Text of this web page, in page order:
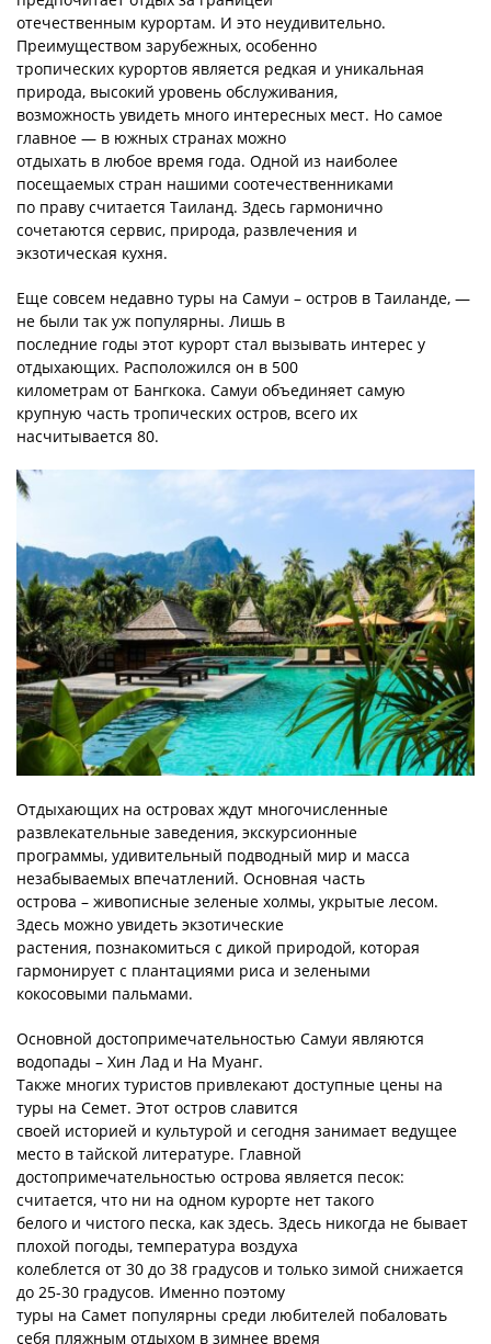
отечественным курортам. И это неудивительно.
Преимуществом зарубежных, особенно
тропических курортов является редкая и уникальная
природа, высокий уровень обслуживания,
возможность увидеть много интересных мест. Но самое
главное — в южных странах можно
отдыхать в любое время года. Одной из наиболее
посещаемых стран нашими соотечественниками
по праву считается Таиланд. Здесь гармонично
сочетаются сервис, природа, развлечения и
экзотическая кухня.
Еще совсем недавно туры на Самуи – остров в Таиланде, —
не были так уж популярны. Лишь в
последние годы этот курорт стал вызывать интерес у
отдыхающих. Расположился он в 500
километрам от Бангкока. Самуи объединяет самую
крупную часть тропических остров, всего их
насчитывается 80.
Отдыхающих на островах ждут многочисленные
развлекательные заведения, экскурсионные
программы, удивительный подводный мир и масса
незабываемых впечатлений. Основная часть
острова – живописные зеленые холмы, укрытые лесом.
Здесь можно увидеть экзотические
растения, познакомиться с дикой природой, которая
гармонирует с плантациями риса и зелеными
кокосовыми пальмами.
Основной достопримечательностью Самуи являются
водопады – Хин Лад и На Муанг.
Также многих туристов привлекают доступные цены на
туры на Семет. Этот остров славится
своей историей и культурой и сегодня занимает ведущее
место в тайской литературе. Главной
достопримечательностью острова является песок:
считается, что ни на одном курорте нет такого
белого и чистого песка, как здесь. Здесь никогда не бывает
плохой погоды, температура воздуха
колеблется от 30 до 38 градусов и только зимой снижается
до 25-30 градусов. Именно поэтому
туры на Самет популярны среди любителей побаловать
себя пляжным отдыхом в зимнее время